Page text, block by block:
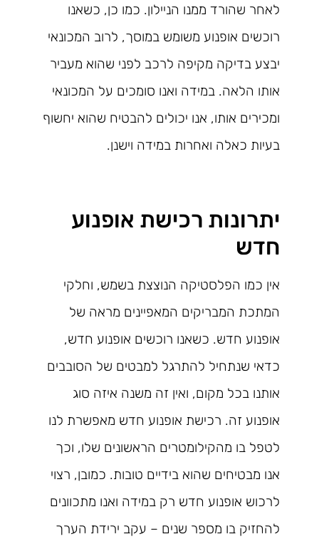
לאחר שהורד ממנו הניילון. כמו כן, כשאנו
רוכשים אופנוע משומש במוסך, לרוב המכונאי
יבצע בדיקה מקיפה לרכב לפני שהוא מעביר
אותו הלאה. במידה ואנו סומכים על המכונאי
ומכירים אותו, אנו יכולים להבטיח שהוא יחשוף
בעיות כאלה ואחרות במידה וישנן.
יתרונות רכישת אופנוע
חדש
אין כמו הפלסטיקה הנוצצת בשמש, וחלקי
המתכת המבריקים המאפיינים מראה של
אופנוע חדש. כשאנו רוכשים אופנוע חדש,
כדאי שנתחיל להתרגל למבטים של הסובבים
אותנו בכל מקום, ואין זה משנה איזה סוג
אופנוע זה. רכישת אופנוע חדש מאפשרת לנו
לטפל בו מהקילומטרים הראשונים שלו, וכך
אנו מבטיחים שהוא בידיים טובות. כמובן, רצוי
לרכוש אופנוע חדש רק במידה ואנו מתכוונים
להחזיק בו מספר שנים – עקב ירידת הערך